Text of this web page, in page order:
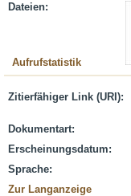
Dateien:
Aufrufstatistik
Zitierfähiger Link (URI):
Dokumentart:
Erscheinungsdatum:
Sprache:
Zur Langanzeige